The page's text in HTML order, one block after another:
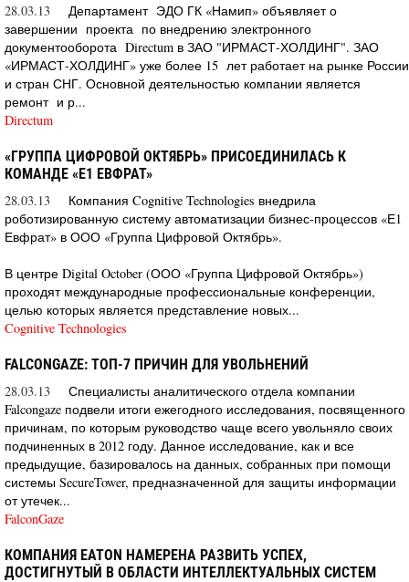
28.03.13
Департамент ЭДО ГК «Намип» объявляет о
завершении проекта по внедрению электронного
документооборота Directum в ЗАО "ИРМАСТ-ХОЛДИНГ". ЗАО
«ИРМАСТ-ХОЛДИНГ» уже более 15 лет работает на рынке России
и стран СНГ. Основной деятельностью компании является
ремонт и р...
Directum
«ГРУППА ЦИФРОВОЙ ОКТЯБРЬ» ПРИСОЕДИНИЛАСЬ К
КОМАНДЕ «Е1 ЕВФРАТ»
28.03.13
Компания Cognitive Technologies внедрила
роботизированную систему автоматизации бизнес-процессов «Е1
Евфрат» в ООО «Группа Цифровой Октябрь».
В центре Digital October (ООО «Группа Цифровой Октябрь»)
проходят международные профессиональные конференции,
целью которых является представление новых...
Cognitive Technologies
FALCONGAZE: ТОП-7 ПРИЧИН ДЛЯ УВОЛЬНЕНИЙ
28.03.13
Специалисты аналитического отдела компании
Falcongaze подвели итоги ежегодного исследования, посвященного
причинам, по которым руководство чаще всего увольняло своих
подчиненных в 2012 году. Данное исследование, как и все
предыдущие, базировалось на данных, собранных при помощи
системы SecureTower, предназначенной для защиты информации
от утечек...
FalconGaze
КОМПАНИЯ EATON НАМЕРЕНА РАЗВИТЬ УСПЕХ,
ДОСТИГНУТЫЙ В ОБЛАСТИ ИНТЕЛЛЕКТУАЛЬНЫХ СИСТЕМ